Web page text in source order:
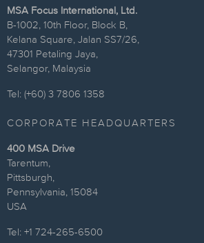
MSA Focus International, Ltd.
B-1002, 10th Floor, Block B,
Kelana Square, Jalan SS7/26,
47301 Petaling Jaya,
Selangor, Malaysia
Tel: (+60) 3 7806 1358
CORPORATE HEADQUARTERS
400 MSA Drive
Tarentum,
Pittsburgh,
Pennsylvania, 15084
USA
Tel: +1 724-265-6500